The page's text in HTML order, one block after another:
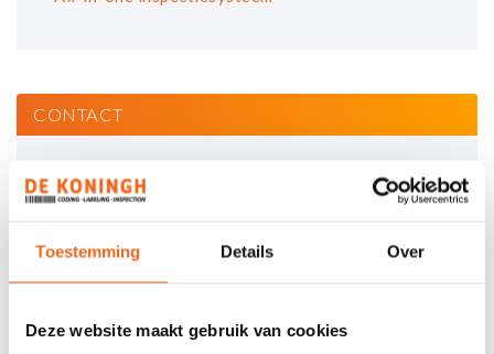
Toestemming Details Over
Deze website maakt gebruik van cookies
CONTACT
ALGEMEEN
+31 (0)26 741 00 00
+31 (0)26 741 00 30